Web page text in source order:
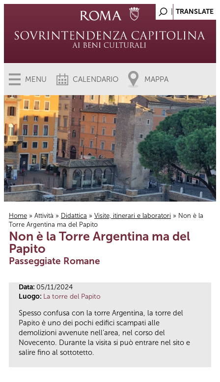
MENU CALENDARIO MAPPA
Tu sei qui
Home » Attività » Didattica » Visite, itinerari e laboratori » Non è la
Torre Argentina ma del Papito
Non è la Torre Argentina ma del
Papito
Passeggiate Romane
Data: 05/11/2024
Luogo: La torre del Papito
Spesso confusa con la torre Argentina, la torre del
Papito è uno dei pochi edifici scampati alle
demolizioni avvenute nell’area, nel corso del
Novecento. Durante la visita si può entrare nel sito e
salire fino al sottotetto.